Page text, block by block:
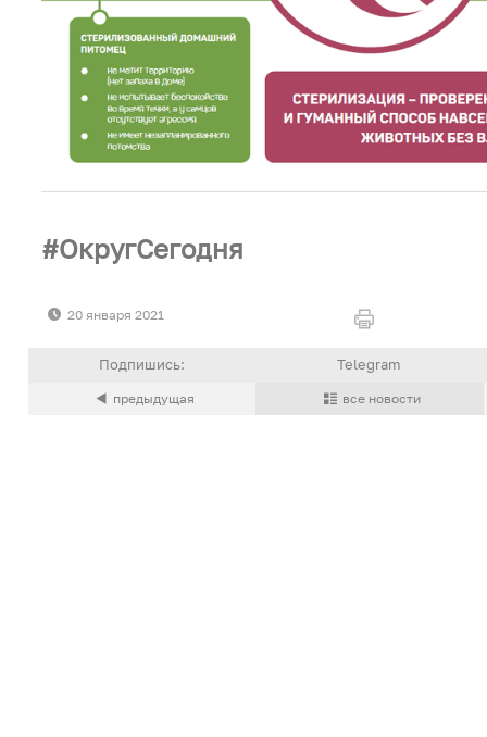
ОкругСегодня
20 января 2021